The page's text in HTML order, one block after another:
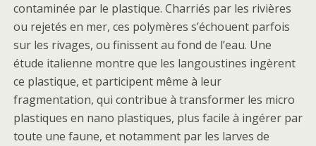
contaminée par le plastique. Charriés par les rivières
ou rejetés en mer, ces polymères s’échouent parfois
sur les rivages, ou finissent au fond de l’eau. Une
étude italienne montre que les langoustines ingèrent
ce plastique, et participent même à leur
fragmentation, qui contribue à transformer les micro
plastiques en nano plastiques, plus facile à ingérer par
toute une faune, et notamment par les larves de